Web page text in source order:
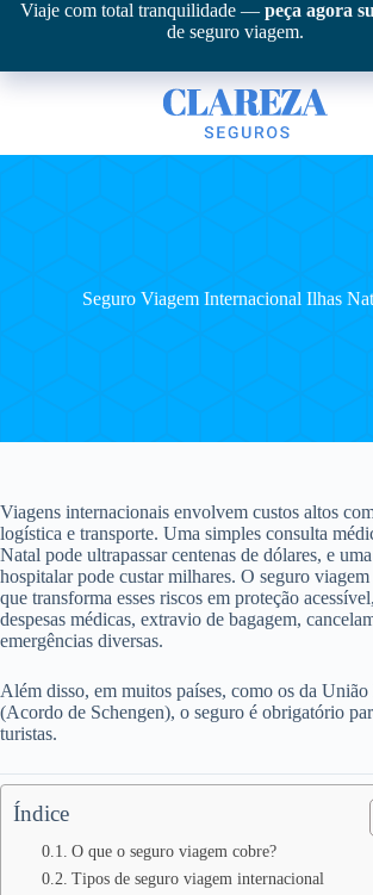
Pular
conteúdo
Viaje com total tranquilidade — peça agora
de seguro viagem.
Seguro Viagem Internacional Ilhas
Viagens internacionais envolvem custos altos
logística e transporte. Uma simples consulta
Natal pode ultrapassar centenas de dólares, e
hospitalar pode custar milhares. O seguro
que transforma esses riscos em proteção
despesas médicas, extravio de bagagem,
emergências diversas.
Além disso, em muitos países, como os da União
(Acordo de Schengen), o seguro é obrigatório
turistas.
Índice
O que o seguro viagem cobre?
Tipos de seguro viagem internacional